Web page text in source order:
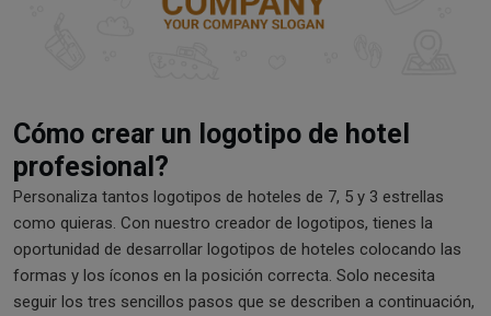
Cómo crear un logotipo de hotel
profesional?
Personaliza tantos logotipos de hoteles de 7, 5 y 3 estrellas
como quieras. Con nuestro creador de logotipos, tienes la
oportunidad de desarrollar logotipos de hoteles colocando las
formas y los íconos en la posición correcta. Solo necesita
seguir los tres sencillos pasos que se describen a continuación,